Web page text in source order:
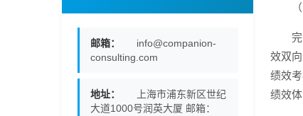
邮箱：
info@companion-
consulting.com
地址：
上海市浦东新区世纪
大道1000号润英大厦 邮箱：
效双
绩效
绩效体